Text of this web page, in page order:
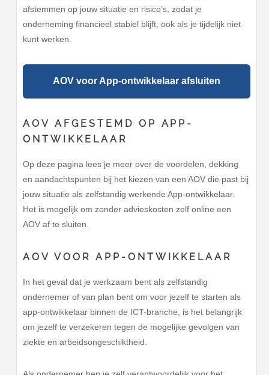
afstemmen op jouw situatie en risico’s, zodat je
onderneming financieel stabiel blijft, ook als je tijdelijk niet
kunt werken.
AOV voor App-ontwikkelaar afsluiten
AOV AFGESTEMD OP APP-
ONTWIKKELAAR
Op deze pagina lees je meer over de voordelen, dekking
en aandachtspunten bij het kiezen van een AOV die past bij
jouw situatie als zelfstandig werkende App-ontwikkelaar.
Het is mogelijk om zonder advieskosten zelf online een
AOV af te sluiten.
AOV VOOR APP-ONTWIKKELAAR
In het geval dat je werkzaam bent als zelfstandig
ondernemer of van plan bent om voor jezelf te starten als
app-ontwikkelaar binnen de ICT-branche, is het belangrijk
om jezelf te verzekeren tegen de mogelijke gevolgen van
ziekte en arbeidsongeschiktheid.